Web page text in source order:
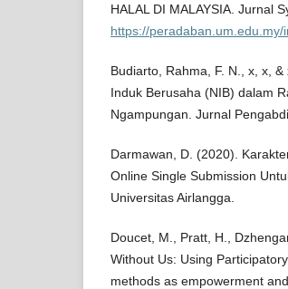
HALAL DI MALAYSIA. Jurnal
https://
Budiarto, Rahma, F. N., x, x,
Induk Berusaha (NIB) dalam
Ngampungan. Jurnal
Darmawan, D. (2020).
Online Single Submission
Universitas Airlangga.
Doucet, M., Pratt, H.,
Without Us: Using
methods as empowerment